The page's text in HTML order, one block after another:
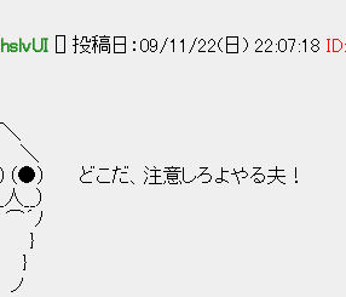
[] 投稿日：09/11/22(日) 22:07:18 ID:
●） どこだ、注意しろよやる夫！
）
ﾉ